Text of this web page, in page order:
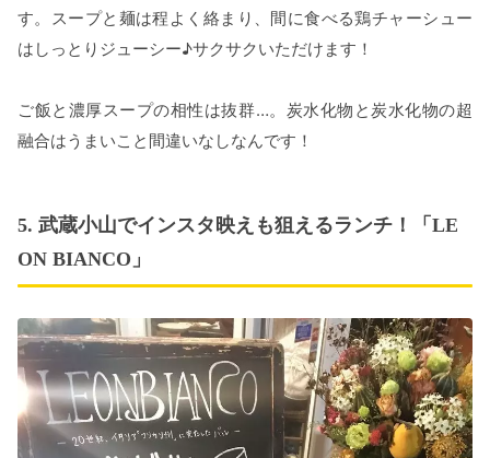
す。スープと麺は程よく絡まり、間に食べる鶏チャーシュー
はしっとりジューシー♪サクサクいただけます！
ご飯と濃厚スープの相性は抜群…。炭水化物と炭水化物の超
融合はうまいこと間違いなしなんです！
5. 武蔵小山でインスタ映えも狙えるランチ！「LE
ON BIANCO」